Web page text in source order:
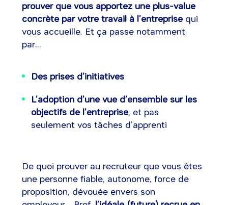
prouver que vous apportez une plus-value
concrète par votre travail à l’entreprise qui
vous accueille. Et ça passe notamment
par...
Des prises d’initiatives
L’adoption d’une vue d’ensemble sur les
objectifs de l’entreprise, et pas
seulement vos tâches d’apprenti
De quoi prouver au recruteur que vous êtes
une personne fiable, autonome, force de
proposition, dévouée envers son